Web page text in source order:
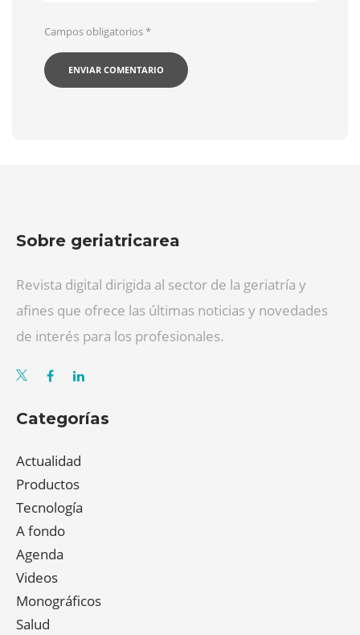
Campos obligatorios*
Sobre geriatricarea
Revista digital dirigida al sector de la geriatría y
afines que ofrece las últimas noticias y novedades
de interés para los profesionales.
Categorías
Actualidad
Productos
Tecnología
A fondo
Agenda
Videos
Monográficos
Salud